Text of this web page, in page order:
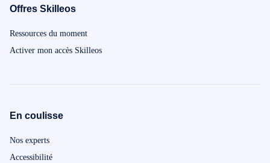
Offres Skilleos
Ressources du moment
Activer mon accès Skilleos
En coulisse
Nos experts
Accessibilité